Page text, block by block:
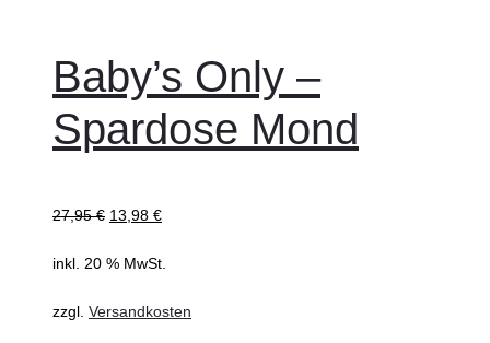
Baby’s Only –
Spardose Mond
27,95€ 13,98 €
inkl. 20 % MwSt.
zzgl. Versandkosten